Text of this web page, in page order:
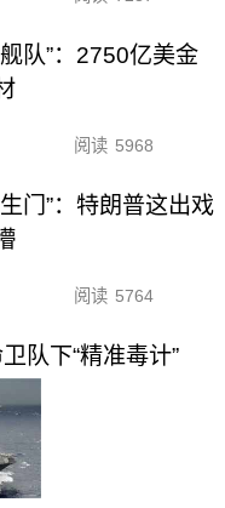
队”：2750亿美金
阅读 5968
门”：特朗普这出戏
阅读 5764
队下“精准毒计”